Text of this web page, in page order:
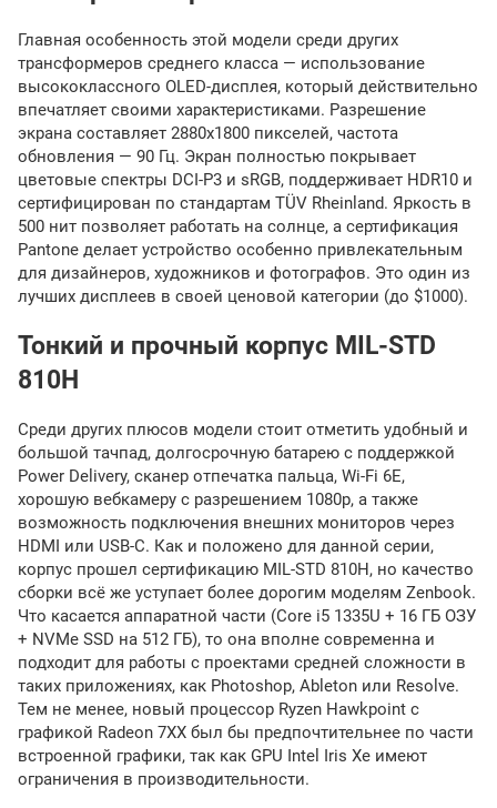
Главная особенность этой модели среди других
трансформеров среднего класса — использование
высококлассного OLED-дисплея, который действительно
впечатляет своими характеристиками. Разрешение
экрана составляет 2880x1800 пикселей, частота
обновления — 90 Гц. Экран полностью покрывает
цветовые спектры DCI-P3 и sRGB, поддерживает HDR10 и
сертифицирован по стандартам TÜV Rheinland. Яркость в
500 нит позволяет работать на солнце, а сертификация
Pantone делает устройство особенно привлекательным
для дизайнеров, художников и фотографов. Это один из
лучших дисплеев в своей ценовой категории (до $1000).
Тонкий и прочный корпус MIL-STD
810H
Среди других плюсов модели стоит отметить удобный и
большой тачпад, долгосрочную батарею с поддержкой
Power Delivery, сканер отпечатка пальца, Wi-Fi 6E,
хорошую вебкамеру с разрешением 1080p, а также
возможность подключения внешних мониторов через
HDMI или USB-C. Как и положено для данной серии,
корпус прошел сертификацию MIL-STD 810H, но качество
сборки всё же уступает более дорогим моделям Zenbook.
Что касается аппаратной части (Core i5 1335U + 16 ГБ ОЗУ
+ NVMe SSD на 512 ГБ), то она вполне современна и
подходит для работы с проектами средней сложности в
таких приложениях, как Photoshop, Ableton или Resolve.
Тем не менее, новый процессор Ryzen Hawkpoint с
графикой Radeon 7XX был бы предпочтительнее по части
встроенной графики, так как GPU Intel Iris Xe имеют
ограничения в производительности.